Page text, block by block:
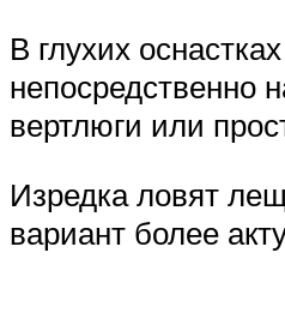
В глухих
непосредственно
вертлюги или
Изредка ловят
вариант более